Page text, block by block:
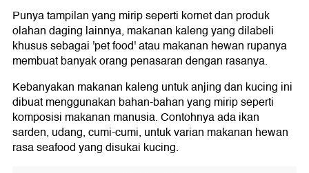
Punya tampilan yang mirip seperti kornet dan produk
olahan daging lainnya, makanan kaleng yang dilabeli
khusus sebagai 'pet food' atau makanan hewan rupanya
membuat banyak orang penasaran dengan rasanya.
Kebanyakan makanan kaleng untuk anjing dan kucing ini
dibuat menggunakan bahan-bahan yang mirip seperti
komposisi makanan manusia. Contohnya ada ikan
sarden, udang, cumi-cumi, untuk varian makanan hewan
rasa seafood yang disukai kucing.